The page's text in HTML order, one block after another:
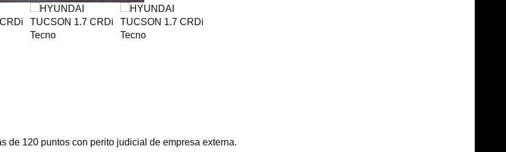
de 120 puntos con perito judicial de empresa externa.